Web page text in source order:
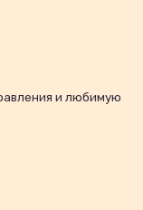
и любимую